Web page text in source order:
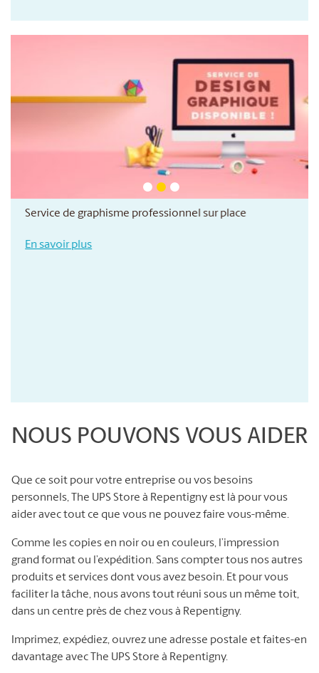
Service de graphisme professionnel sur place
En savoir plus
NOUS POUVONS VOUS AIDER
Que ce soit pour votre entreprise ou vos besoins
personnels, The UPS Store à Repentigny est là pour vous
aider avec tout ce que vous ne pouvez faire vous-même.
Comme les copies en noir ou en couleurs, l’impression
grand format ou l’expédition. Sans compter tous nos autres
produits et services dont vous avez besoin. Et pour vous
faciliter la tâche, nous avons tout réuni sous un même toit,
dans un centre près de chez vous à Repentigny.
Imprimez, expédiez, ouvrez une adresse postale et faites-en
davantage avec The UPS Store à Repentigny.